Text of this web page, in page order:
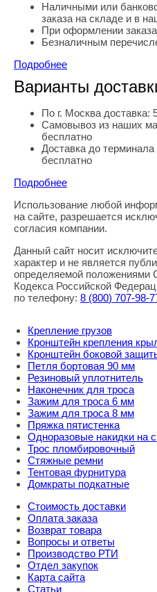
Наличными или
заказа на складе и в
При оформлении
Безналичным
Подробнее
Варианты
По г. Москва доставка:
Самовывоз из наших
бесплатно
Доставка до
бесплатно
Подробнее
Правовая информация
Использование любой
на сайте, разрешается
согласия компании.
Данный сайт носит
характер и не является
определяемой положениями
Кодекса Российской
по телефону: 8 (800) 707-98-
Крепление грузов
Кронштейн крепления
Кронштейн боковой
Петля бортовая 90 мм
Резиновый уплотнитель
Наконечник для троса
Зажим для троса 6 мм
Зажим для троса 8 мм
Пряжка пятистенка
Одноразовые накидки на
Трос пломбировочный
Стяжные ремни
Тентовая фурнитура
Домкраты подкатные
Стоимость доставки
Оплата заказа
Возврат товара
Вопросы и ответы
Производство РТИ
Отдел закупок
Карта сайта
Статьи